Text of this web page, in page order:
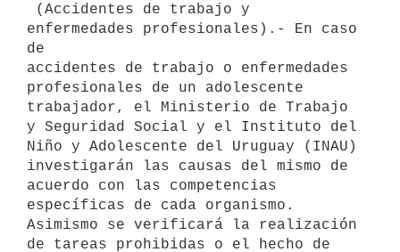
enfermedades profesionales).- En caso
de
accidentes de trabajo o enfermedades
profesionales de un adolescente
trabajador, el Ministerio de Trabajo
y Seguridad Social y el Instituto del
Niño y Adolescente del Uruguay (INAU)
investigarán las causas del mismo de
acuerdo con las competencias
específicas de cada organismo.
Asimismo se verificará la realización
de tareas prohibidas o el hecho de